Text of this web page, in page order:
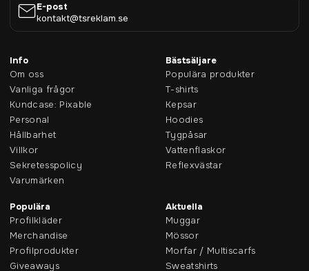
E-post
kontakt@tsreklam.se
Info
Om oss
Vanliga frågor
Kundcase: Pixable
Personal
Hållbarhet
Villkor
Sekretesspolicy
Varumärken
Bästsäljare
Populära produkter
T-shirts
Kepsar
Hoodies
Tygpåsar
Vattenflaskor
Reflexvästar
Populära
Profilkläder
Merchandise
Profilprodukter
Giveaways
Aktuella
Muggar
Mössor
Morfar / Multiscarfs
Sweatshirts